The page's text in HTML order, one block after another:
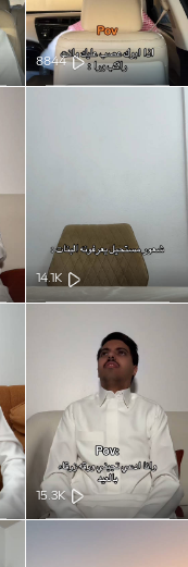
8844
14.1K
15.3K